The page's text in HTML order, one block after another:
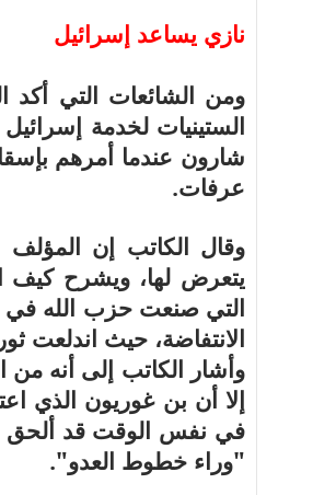
نازي يساعد إسرائيل
ومن الشائعات التي أكد
الستينيات لخدمة
شارون عندما أمرهم
عرفات.
وقال الكاتب إن المؤلف
يتعرض لها، ويشرح كيف
التي صنعت حزب الله في
الانتفاضة، حيث اندلعت
وأشار الكاتب إلى أنه من
إلا أن بن غوريون الذي
في نفس الوقت قد ألحق
"وراء خطوط العدو".